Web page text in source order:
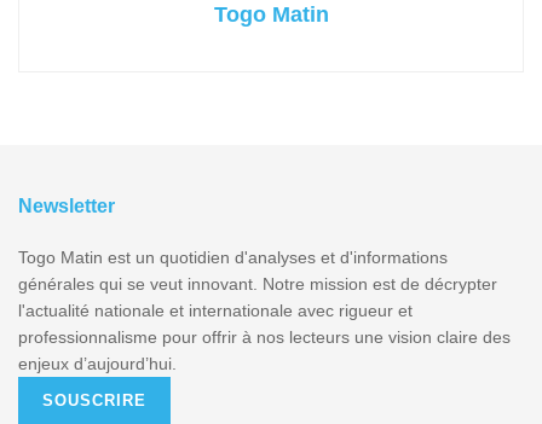
Togo Matin
Newsletter
Togo Matin est un quotidien d'analyses et d'informations
générales qui se veut innovant. Notre mission est de décrypter
l'actualité nationale et internationale avec rigueur et
professionnalisme pour offrir à nos lecteurs une vision claire des
enjeux d’aujourd’hui.
SOUSCRIRE